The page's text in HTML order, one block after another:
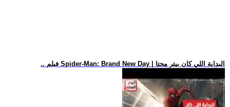
.. فيلم Spider-Man: Brand New Day | البداية اللي كان بيتر محتا